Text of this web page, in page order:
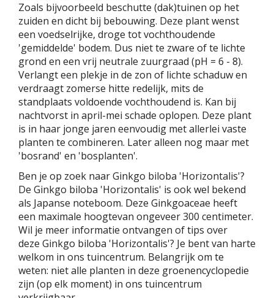
Zoals bijvoorbeeld beschutte (dak)tuinen op het
zuiden en dicht bij bebouwing. Deze plant wenst
een voedselrijke, droge tot vochthoudende
'gemiddelde' bodem. Dus niet te zware of te lichte
grond en een vrij neutrale zuurgraad (pH = 6 - 8).
Verlangt een plekje in de zon of lichte schaduw en
verdraagt zomerse hitte redelijk, mits de
standplaats voldoende vochthoudend is. Kan bij
nachtvorst in april-mei schade oplopen. Deze plant
is in haar jonge jaren eenvoudig met allerlei vaste
planten te combineren. Later alleen nog maar met
'bosrand' en 'bosplanten'.
Ben je op zoek naar Ginkgo biloba 'Horizontalis'?
De Ginkgo biloba 'Horizontalis' is ook wel bekend
als Japanse noteboom. Deze Ginkgoaceae heeft
een maximale hoogtevan ongeveer 300 centimeter.
Wil je meer informatie ontvangen of tips over
deze Ginkgo biloba 'Horizontalis'? Je bent van harte
welkom in ons tuincentrum. Belangrijk om te
weten: niet alle planten in deze groenencyclopedie
zijn (op elk moment) in ons tuincentrum